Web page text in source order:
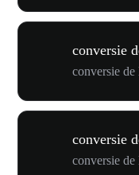
conversie
conversie
conversie
conversie